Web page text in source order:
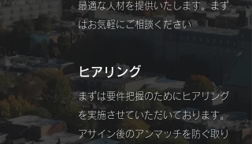
最適な人材を提供いたします。まず
はお気軽にご相談ください
ヒアリング
まずは要件把握のためにヒアリング
を実施させていただいております。
​アサイン後のアンマッチを防ぐ取り